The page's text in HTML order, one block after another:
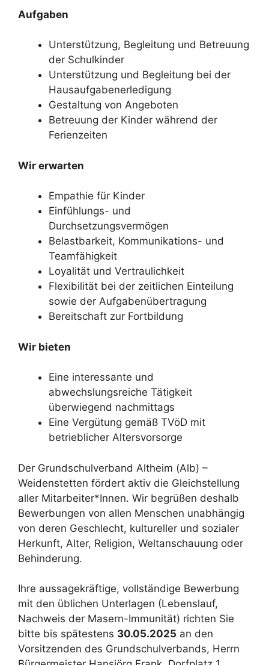
Aufgaben
Unterstützung, Begleitung und Betreuung
der Schulkinder
Unterstützung und Begleitung bei der
Hausaufgabenerledigung
Gestaltung von Angeboten
Betreuung der Kinder während der
Ferienzeiten
Wir erwarten
Empathie für Kinder
Einfühlungs- und
Durchsetzungsvermögen
Belastbarkeit, Kommunikations- und
Teamfähigkeit
Loyalität und Vertraulichkeit
Flexibilität bei der zeitlichen Einteilung
sowie der Aufgabenübertragung
Bereitschaft zur Fortbildung
Wir bieten
Eine interessante und
abwechslungsreiche Tätigkeit
überwiegend nachmittags
Eine Vergütung gemäß TVöD mit
betrieblicher Altersvorsorge
Der Grundschulverband Altheim (Alb) –
Weidenstetten fördert aktiv die Gleichstellung
aller Mitarbeiter*Innen. Wir begrüßen deshalb
Bewerbungen von allen Menschen unabhängig
von deren Geschlecht, kultureller und sozialer
Herkunft, Alter, Religion, Weltanschauung oder
Behinderung.
Ihre aussagekräftige, vollständige Bewerbung
mit den üblichen Unterlagen (Lebenslauf,
Nachweis der Masern-Immunität) richten Sie
bitte bis spätestens 30.05.2025 an den
Vorsitzenden des Grundschulverbands, Herrn